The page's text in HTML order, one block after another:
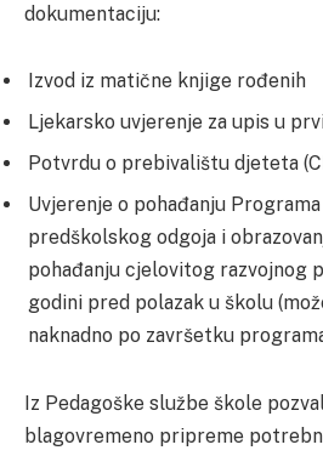
dokumentaciju:
Izvod iz matične knjige rođenih
Ljekarsko uvjerenje za upis u
Potvrdu o prebivalištu djeteta
Uvjerenje o pohađanju
predškolskog odgoja i
pohađanju cjelovitog razvojnog
godini pred polazak u školu
naknadno po završetku
Iz Pedagoške službe škole
blagovremeno pripreme